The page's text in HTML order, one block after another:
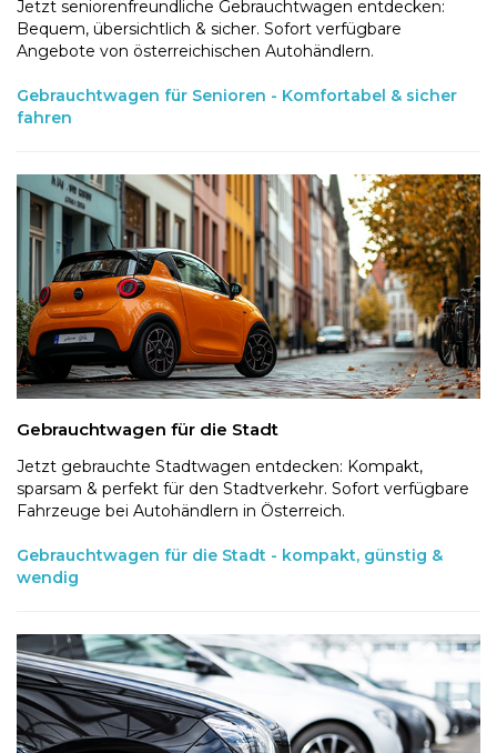
Jetzt seniorenfreundliche Gebrauchtwagen entdecken:
Bequem, übersichtlich & sicher. Sofort verfügbare
Angebote von österreichischen Autohändlern.
Gebrauchtwagen für Senioren - Komfortabel & sicher
fahren
Gebrauchtwagen für die Stadt
Jetzt gebrauchte Stadtwagen entdecken: Kompakt,
sparsam & perfekt für den Stadtverkehr. Sofort verfügbare
Fahrzeuge bei Autohändlern in Österreich.
Gebrauchtwagen für die Stadt - kompakt, günstig &
wendig